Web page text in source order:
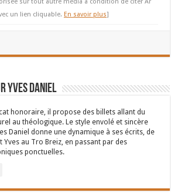
un lien cliquable. En savoir plus]
Yves Daniel
honoraire, il propose des billets allant du
au théologique. Le style envolé et sincère
Daniel donne une dynamique à ses écrits, de
Yves au Tro Breiz, en passant par des
ponctuelles.